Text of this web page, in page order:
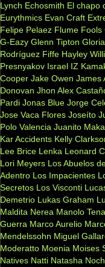
Lynch Echosmith El chapo
Eurythmics Evan Craft
Felipe Pelaez Flume Fools
G-Eazy Glenn Tipton
Rodríguez Fiffe Hayley
Presnyakov Israel IZ
Cooper Jake Owen James
Donovan Jhon Alex
Pardi Jonas Blue Jorge
Jose Vaca Flores Joseíto
Polo Valencia Juanito
Kar Accidents Kelly
Lee Brice Lenka Leonard
Lori Meyers Los Abuelos
Adentro Los Impacientes
Secretos Los Visconti
Demetrio Lukas Graham
Maldita Nerea Manolo Tena
Guerra Marco Aurelio
Mendelssohn Miguel
Moderatto Moenia Moises
Natives Natti Natasha